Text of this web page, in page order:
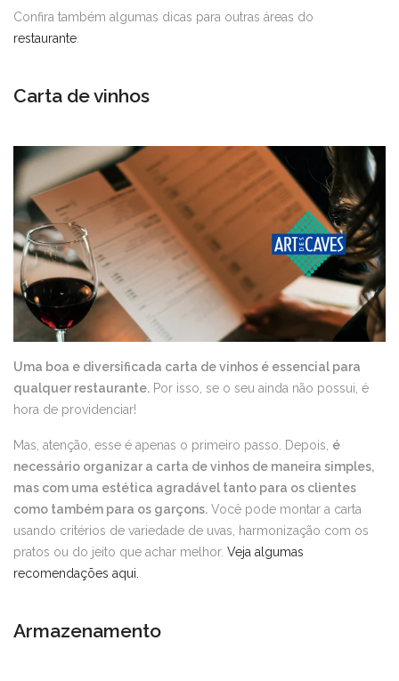
Confira também algumas dicas para outras áreas do
restaurante.
Carta de vinhos
Uma boa e diversificada carta de vinhos é essencial para
qualquer restaurante. Por isso, se o seu ainda não possui, é
hora de providenciar!
Mas, atenção, esse é apenas o primeiro passo. Depois, é
necessário organizar a carta de vinhos de maneira simples,
mas com uma estética agradável tanto para os clientes
como também para os garçons. Você pode montar a carta
usando critérios de variedade de uvas, harmonização com os
pratos ou do jeito que achar melhor. Veja algumas
recomendações aqui.
Armazenamento